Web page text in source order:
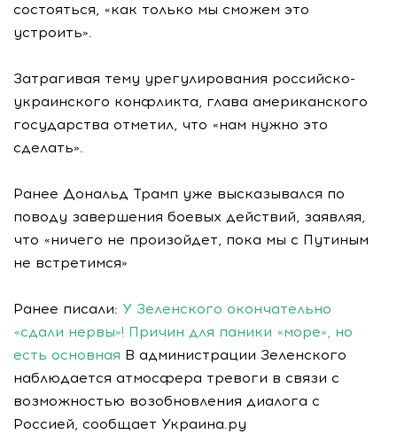
состояться, «как только мы сможем это
устроить».
Затрагивая тему урегулирования российско-
украинского конфликта, глава американского
государства отметил, что «нам нужно это
сделать».
Ранее Дональд Трамп уже высказывался по
поводу завершения боевых действий, заявляя,
что «ничего не произойдет, пока мы с Путиным
не встретимся»
Ранее писали: У Зеленского окончательно
«сдали нервы»! Причин для паники «море», но
есть основная В администрации Зеленского
наблюдается атмосфера тревоги в связи с
возможностью возобновления диалога с
Россией, сообщает Украина.ру